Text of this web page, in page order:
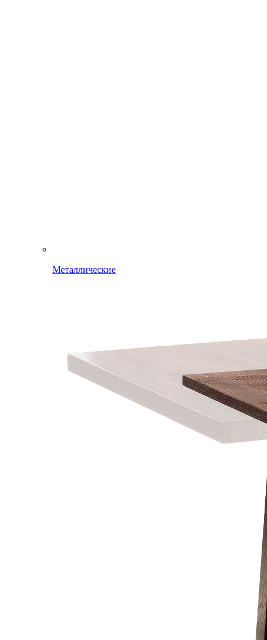
Металлические